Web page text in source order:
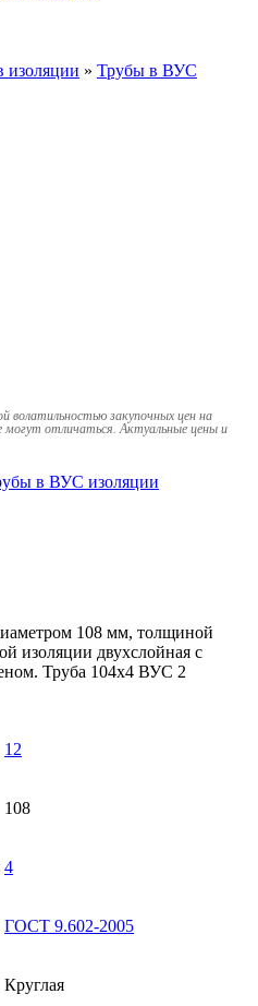
изоляции » Трубы в ВУС
волатильностью закупочных цен на
могут отличаться. Актуальные цены и
в ВУС изоляции
108 мм, толщиной
изоляции двухслойная с
Труба 104х4 ВУС 2
12
108
4
ГОСТ 9.602-2005
Круглая